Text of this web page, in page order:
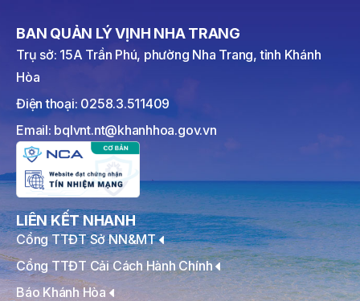
BAN QUẢN LÝ VỊNH NHA TRANG
Trụ sở: 15A Trần Phú, phường Nha Trang, tỉnh Khánh
Hòa
Điện thoại: 0258.3.511409
Email: bqlvnt.nt@khanhhoa.gov.vn
LIÊN KẾT NHANH
Cổng TTĐT Sở NN&MT
Cổng TTĐT Cải Cách Hành Chính
Báo Khánh Hòa